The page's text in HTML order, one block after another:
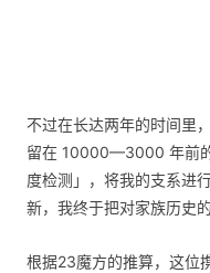
不过在长达两年的时间里
留在 10000—3000 年前
度检测」，将我的支系进
新，我终于把对家族历史
根据23魔方的推算，这位